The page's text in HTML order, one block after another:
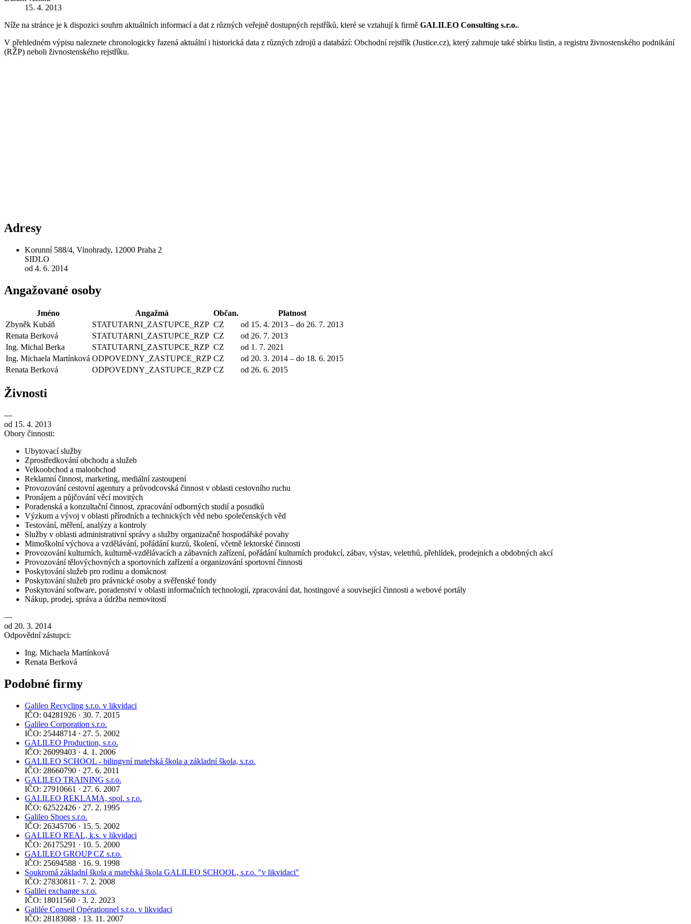
15. 4. 2013
Níže na stránce je k dispozici souhrn aktuálních informací a dat z různých veřejně dostupných rejstříků, které se vztahují k firmě GALILEO Consulting s.r.o..
V přehledném výpisu naleznete chronologicky řazená aktuální i historická data z různých zdrojů a databází: Obchodní rejstřík (Justice.cz), který zahrnuje také sbírku listin, a registru živnostenského podnikání
(RŽP) neboli živnostenského rejstříku.
Adresy
Korunní 588/4, Vinohrady, 12000 Praha 2
SIDLO
od 4. 6. 2014
Angažované osoby
Jméno Angažmá Občan.
Platnost
Zbyněk Kubáň
STATUTARNI_ZASTUPCE_RZP CZ
od 15. 4. 2013 – do 26. 7. 2013
Renata Berková
STATUTARNI_ZASTUPCE_RZP CZ
od 26. 7. 2013
Ing. Michal Berka
STATUTARNI_ZASTUPCE_RZP CZ
od 1. 7. 2021
Ing. Michaela Martínková ODPOVEDNY_ZASTUPCE_RZP CZ
od 20. 3. 2014 – do 18. 6. 2015
Renata Berková
ODPOVEDNY_ZASTUPCE_RZP CZ od 26. 6. 2015
Živnosti
—
od 15. 4. 2013
Obory činnosti:
Ubytovací služby
Zprostředkování obchodu a služeb
Velkoobchod a maloobchod
Reklamní činnost, marketing, mediální zastoupení
Provozování cestovní agentury a průvodcovská činnost v oblasti cestovního ruchu
Pronájem a půjčování věcí movitých
Poradenská a konzultační činnost, zpracování odborných studií a posudků
Výzkum a vývoj v oblasti přírodních a technických věd nebo společenských věd
Testování, měření, analýzy a kontroly
Služby v oblasti administrativní správy a služby organizačně hospodářské povahy
Mimoškolní výchova a vzdělávání, pořádání kurzů, školení, včetně lektorské činnosti
Provozování kulturních, kulturně-vzdělávacích a zábavních zařízení, pořádání kulturních produkcí, zábav, výstav, veletrhů, přehlídek, prodejních a obdobných akcí
Provozování tělovýchovných a sportovních zařízení a organizování sportovní činnosti
Poskytování služeb pro rodinu a domácnost
Poskytování služeb pro právnické osoby a svěřenské fondy
Poskytování software, poradenství v oblasti informačních technologií, zpracování dat, hostingové a související činnosti a webové portály
Nákup, prodej, správa a údržba nemovitostí
—
od 20. 3. 2014
Odpovědní zástupci:
Ing. Michaela Martínková
Renata Berková
Podobné firmy
Galileo Recycling s.r.o. v likvidaci
IČO: 04281926 · 30. 7. 2015
Galileo Corporation s.r.o.
IČO: 25448714 · 27. 5. 2002
GALILEO Production, s.r.o.
IČO: 26099403 · 4. 1. 2006
GALILEO SCHOOL - bilingvní mateřská škola a základní škola, s.r.o.
IČO: 28660790 · 27. 6. 2011
GALILEO TRAINING s.r.o.
IČO: 27910661 · 27. 6. 2007
GALILEO REKLAMA, spol. s r.o.
IČO: 62522426 · 27. 2. 1995
Galileo Shoes s.r.o.
IČO: 26345706 · 15. 5. 2002
GALILEO REAL, k.s. v likvidaci
IČO: 26175291 · 10. 5. 2000
GALILEO GROUP CZ s.r.o.
IČO: 25694588 · 16. 9. 1998
Soukromá základní škola a mateřská škola GALILEO SCHOOL, s.r.o. "v likvidaci"
IČO: 27830811 · 7. 2. 2008
Galilei exchange s.r.o.
IČO: 18011560 · 3. 2. 2023
Galilée Conseil Opérationnel s.r.o. v likvidaci
IČO: 28183088 · 13. 11. 2007